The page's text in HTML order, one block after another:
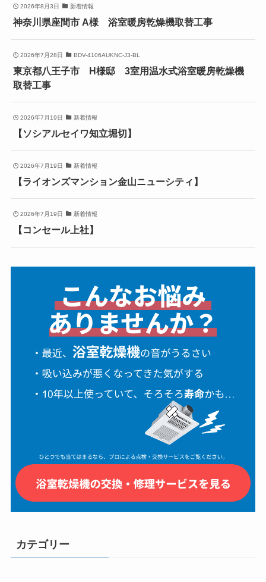
2026年8月3日 新着情報
神奈川県座間市 A様 浴室暖房乾燥機取替工事
2026年7月28日 BDV-4106AUKNC-J3-BL
東京都八王子市 H様邸 3室用温水式浴室暖房乾燥機
取替工事
2026年7月19日 新着情報
【ソシアルセイワ知立堀切】
2026年7月19日 新着情報
【ライオンズマンション金山ニューシティ】
2026年7月19日 新着情報
【コンセール上社】
カテゴリー